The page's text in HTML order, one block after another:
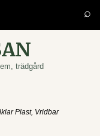
trädgård
⌕
Plast, Vridbar